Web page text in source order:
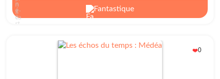
Fantastique
❤️0